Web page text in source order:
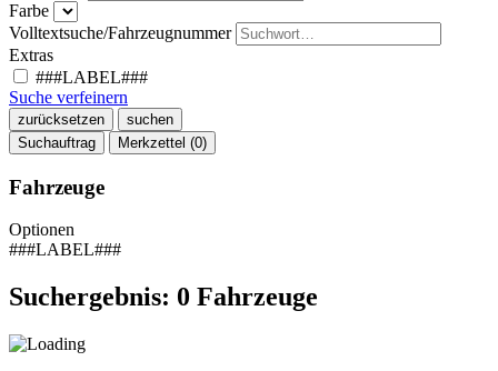
Farbe
Volltextsuche/Fahrzeugnummer
Extras
###LABEL###
Suche verfeinern
zurücksetzen
suchen
Suchauftrag
Merkzettel (0)
Fahrzeuge
Optionen
###LABEL###
Suchergebnis: 0 Fahrzeuge